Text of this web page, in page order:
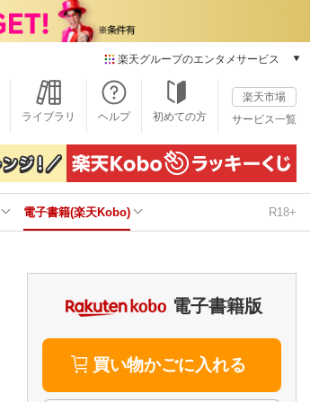
楽天グループのエンタメサービス
本/ゲーム/CD/DVD
楽天ブックス
電子書籍
楽天Kobo
雑誌読み放題
楽天ミュージック
楽天TV
動画配信ガイド
Rakuten PLAY
Rチャンネル
ライブラリ ヘルプ 初めての方
楽天市場
サービス一覧
電子書籍(楽天Kobo) R18+
電子書籍版
買い物かごに入れる